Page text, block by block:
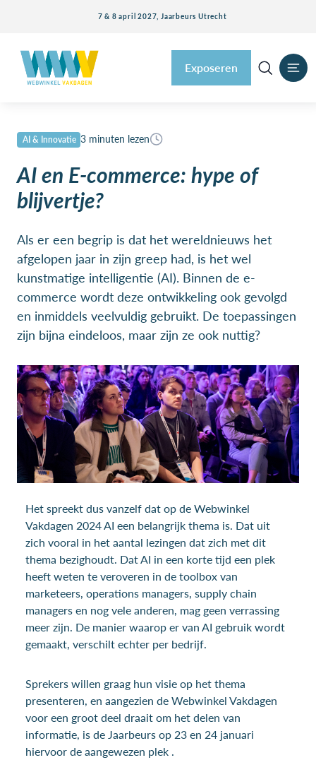
7 & 8 april 2027, Jaarbeurs Utrecht
Exposeren
AI & Innovatie 3 minuten lezen
AI en E-commerce: hype of
blijvertje?
Als er een begrip is dat het wereldnieuws het
afgelopen jaar in zijn greep had, is het wel
kunstmatige intelligentie (AI). Binnen de e-
commerce wordt deze ontwikkeling ook gevolgd
en inmiddels veelvuldig gebruikt. De toepassingen
zijn bijna eindeloos, maar zijn ze ook nuttig?
Het spreekt dus vanzelf dat op de Webwinkel
Vakdagen 2024 AI een belangrijk thema is. Dat uit
zich vooral in het aantal lezingen dat zich met dit
thema bezighoudt. Dat AI in een korte tijd een plek
heeft weten te veroveren in de toolbox van
marketeers, operations managers, supply chain
managers en nog vele anderen, mag geen verrassing
meer zijn. De manier waarop er van AI gebruik wordt
gemaakt, verschilt echter per bedrijf.
Sprekers willen graag hun visie op het thema
presenteren, en aangezien de Webwinkel Vakdagen
voor een groot deel draait om het delen van
informatie, is de Jaarbeurs op 23 en 24 januari
hiervoor de aangewezen plek .